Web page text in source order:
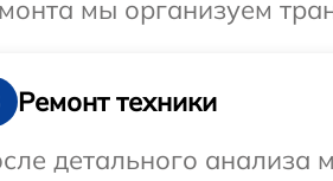
мы организуем
Ремонт техники
детального анализа